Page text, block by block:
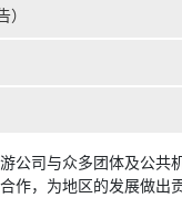
公司与众多团体及公共
作，为地区的发展做出贡